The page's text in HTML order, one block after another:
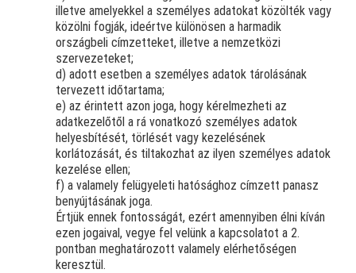
illetve amelyekkel a személyes adatokat közölték vagy
közölni fogják, ideértve különösen a harmadik
országbeli címzetteket, illetve a nemzetközi
szervezeteket;
d) adott esetben a személyes adatok tárolásának
tervezett időtartama;
e) az érintett azon joga, hogy kérelmezheti az
adatkezelőtől a rá vonatkozó személyes adatok
helyesbítését, törlését vagy kezelésének
korlátozását, és tiltakozhat az ilyen személyes adatok
kezelése ellen;
f) a valamely felügyeleti hatósághoz címzett panasz
benyújtásának joga.
Értjük ennek fontosságát, ezért amennyiben élni kíván
ezen jogaival, vegye fel velünk a kapcsolatot a 2.
pontban meghatározott valamely elérhetőségen
keresztül.